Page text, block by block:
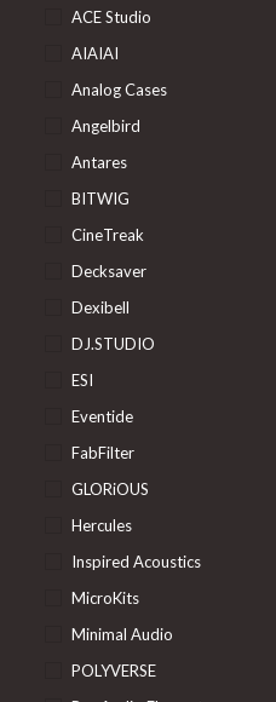
ACE Studio
AIAIAI
Analog Cases
Angelbird
Antares
BITWIG
CineTreak
Decksaver
Dexibell
DJ.STUDIO
ESI
Eventide
FabFilter
GLORiOUS
Hercules
Inspired Acoustics
MicroKits
Minimal Audio
POLYVERSE